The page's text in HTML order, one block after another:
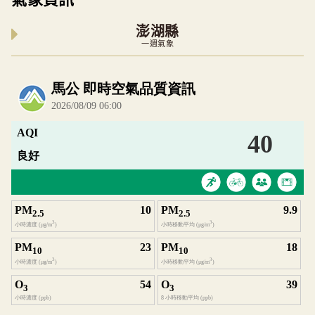
澎湖縣
一週氣象
內嵌空氣品質小工具為視覺預覽，完整即時空